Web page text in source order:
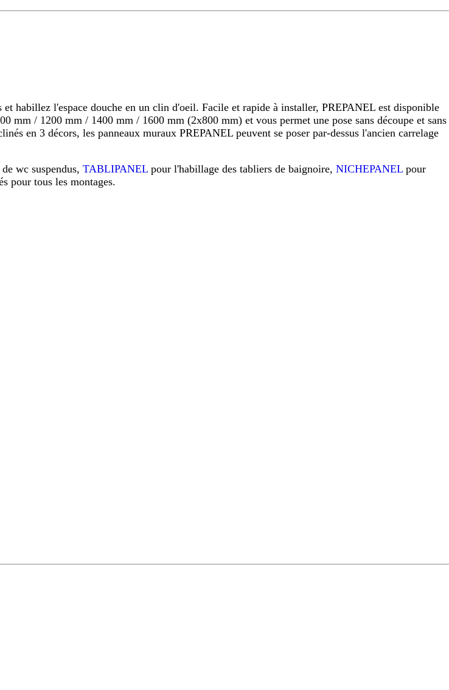
habillez l'espace douche en un clin d'oeil. Facile et rapide à installer, PREPANEL est disponible
mm / 1200 mm / 1400 mm / 1600 mm (2x800 mm) et vous permet une pose sans découpe et sans
en 3 décors, les panneaux muraux PREPANEL peuvent se poser par-dessus l'ancien carrelage
wc suspendus, TABLIPANEL pour l'habillage des tabliers de baignoire, NICHEPANEL pour
pour tous les montages.